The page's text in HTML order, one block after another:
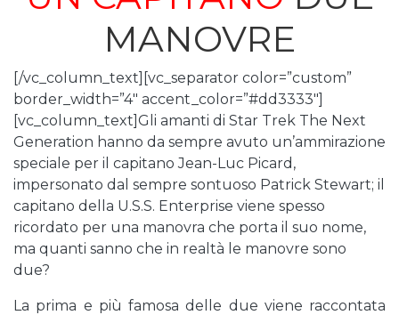
MANOVRE
[/vc_column_text][vc_separator color=”custom”
border_width=”4″ accent_color=”#dd3333″]
[vc_column_text]Gli amanti di Star Trek The Next
Generation hanno da sempre avuto un’ammirazione
speciale per il capitano Jean-Luc Picard,
impersonato dal sempre sontuoso Patrick Stewart; il
capitano della U.S.S. Enterprise viene spesso
ricordato per una manovra che porta il suo nome,
ma quanti sanno che in realtà le manovre sono
due?
La prima e più famosa delle due viene raccontata